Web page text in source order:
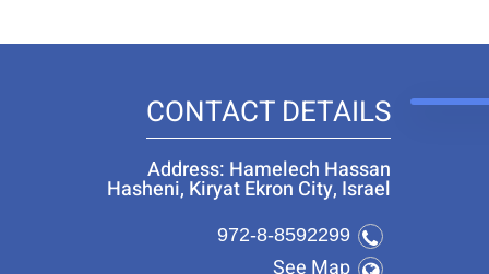
CONTACT DETAILS
Address: Hamelech Hassan
Hasheni, Kiryat Ekron City, Israel
972-8-8592299
See Map